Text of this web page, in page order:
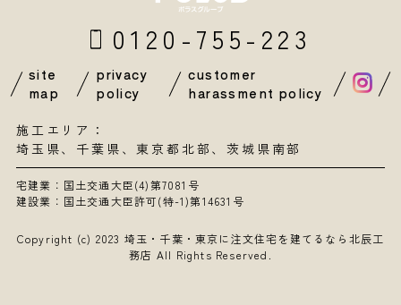
0120-755-223
site
map
privacy
policy
customer
harassment policy
施工エリア：
埼玉県、 千葉県 、東京都北部、茨城県南部
宅建業：国土交通大臣(4)第7081号
建設業：国土交通大臣許可(特-1)第14631号
Copyright (c) 2023 埼玉・千葉・東京に注文住宅を建てるなら北辰工
務店 All Rights Reserved.